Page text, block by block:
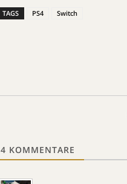
TAGS PS4 Switch
4 KOMMENTARE